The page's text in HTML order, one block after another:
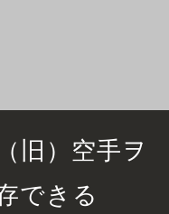
旧）空手ヲ
できる